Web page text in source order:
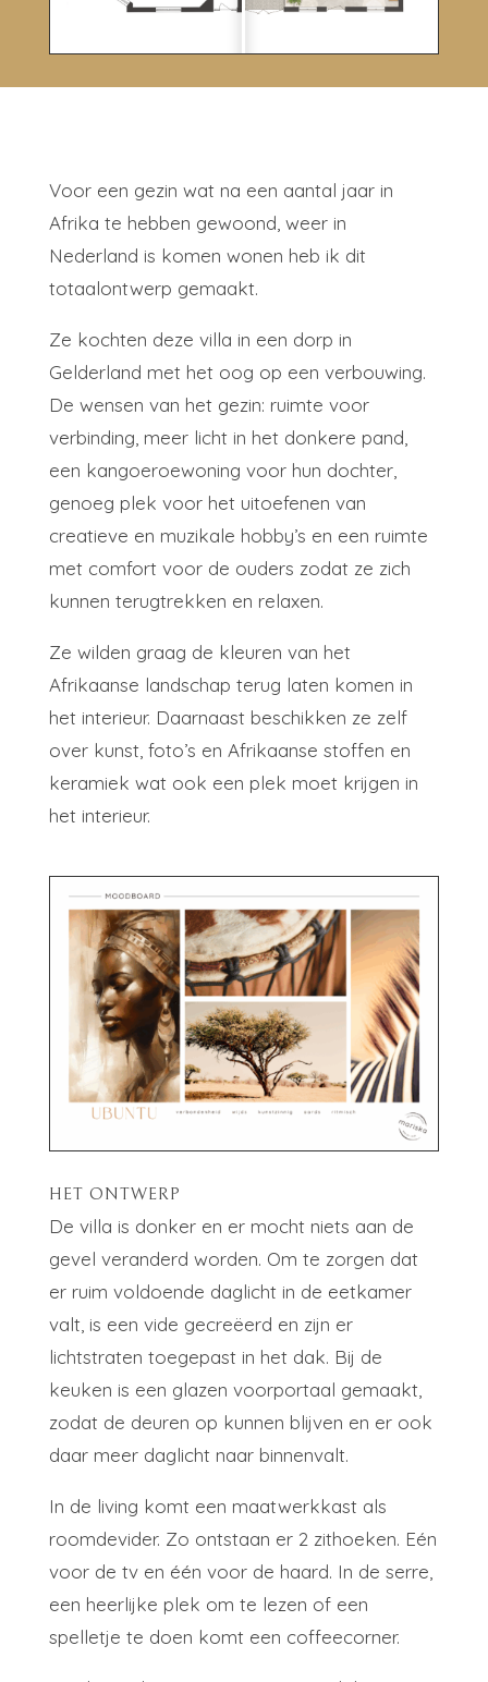
Voor een gezin wat na een aantal jaar in
Afrika te hebben gewoond, weer in
Nederland is komen wonen heb ik dit
totaalontwerp gemaakt.
Ze kochten deze villa in een dorp in
Gelderland met het oog op een verbouwing.
De wensen van het gezin: ruimte voor
verbinding, meer licht in het donkere pand,
een kangoeroewoning voor hun dochter,
genoeg plek voor het uitoefenen van
creatieve en muzikale hobby’s en een ruimte
met comfort voor de ouders zodat ze zich
kunnen terugtrekken en relaxen.
Ze wilden graag de kleuren van het
Afrikaanse landschap terug laten komen in
het interieur. Daarnaast beschikken ze zelf
over kunst, foto’s en Afrikaanse stoffen en
keramiek wat ook een plek moet krijgen in
het interieur.
HET ONTWERP
De villa is donker en er mocht niets aan de
gevel veranderd worden. Om te zorgen dat
er ruim voldoende daglicht in de eetkamer
valt, is een vide gecreëerd en zijn er
lichtstraten toegepast in het dak. Bij de
keuken is een glazen voorportaal gemaakt,
zodat de deuren op kunnen blijven en er ook
daar meer daglicht naar binnenvalt.
In de living komt een maatwerkkast als
roomdevider. Zo ontstaan er 2 zithoeken. Eén
voor de tv en één voor de haard. In de serre,
een heerlijke plek om te lezen of een
spelletje te doen komt een coffeecorner.